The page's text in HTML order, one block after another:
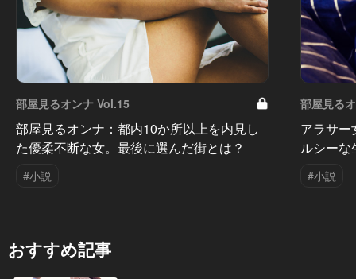
部屋見るオンナ Vol.15
部屋見るオンナ：都内10か所以上を内見し
た優柔不断な女。最後に選んだ街とは？
#小説
部屋見る
アラサ
ルシー
#小説
おすすめ記事